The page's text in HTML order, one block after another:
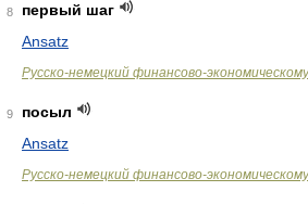
8
первый шаг
Ansatz
Русско-немецкий финансово-
9
посыл
Ansatz
Русско-немецкий финансово-